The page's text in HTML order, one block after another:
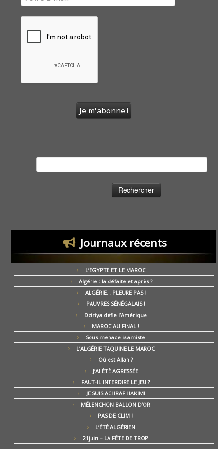
Journaux récents
L’ÉGYPTE ET LE MAROC
Algérie : la défaite et après ?
ALGÉRIE… PLEURE PAS !
PAUVRES SÉNÉGALAIS !
Dziriya défie l’Amérique
MAROC AU FINAL !
Sous menace islamiste
L’ALGÉRIE TAQUINE LE MAROC
Où est Allah ?
J’AI ÉTÉ AGRESSÉE
FAUT-IL INTERDIRE LE JEU ?
JE SUIS ACHRAF HAKIMI
MÉLENCHON BALLON D’OR
PAS DE CLIM !
L’ÉTÉ ALGÉRIEN
21juin – LA FÊTE DE TROP